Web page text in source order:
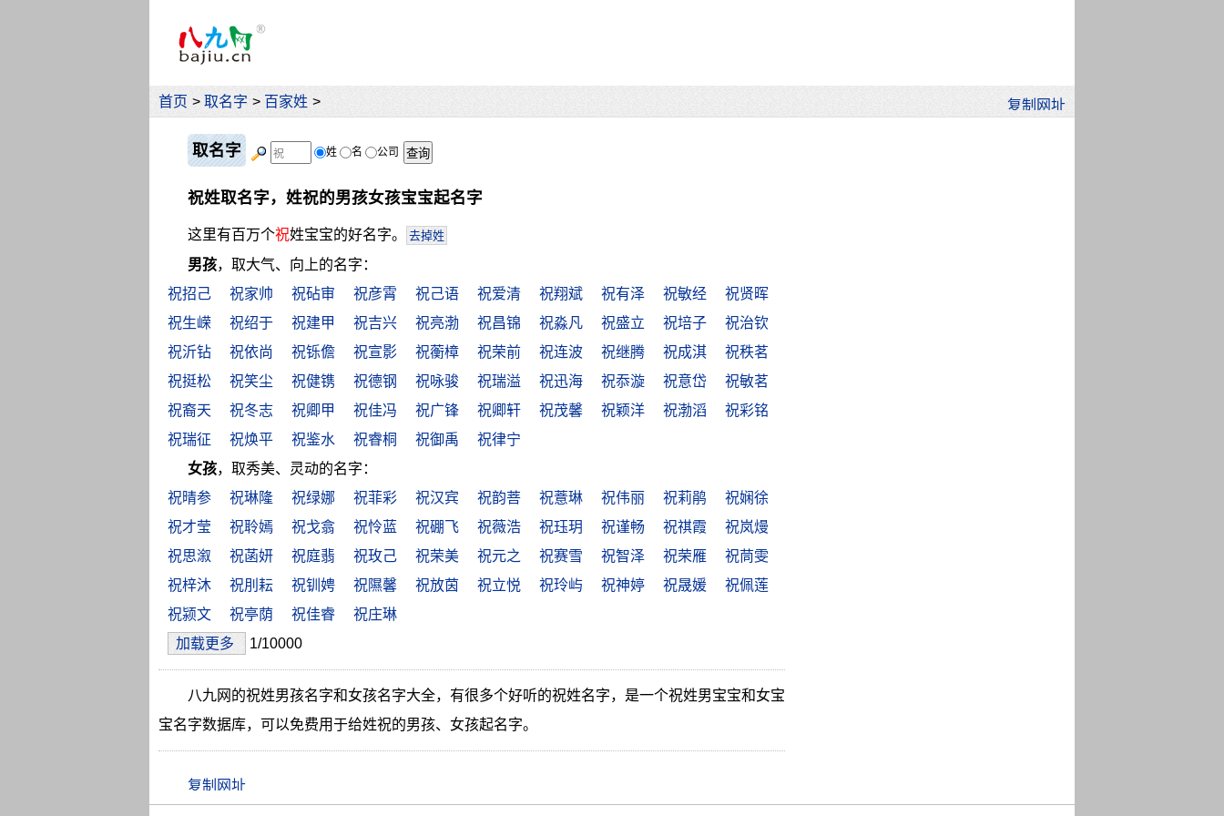
首页 > 取名字 > 百家姓 >
取名字 姓 名 公司
祝姓取名字，姓祝的男孩女孩宝宝起名字
这里有百万个祝姓宝宝的好名字。 去掉姓
男孩，取大气、向上的名字：
祝招己
祝家帅 祝砧审 祝彦霄 祝己语 祝爱清 祝翔斌 祝有泽 祝敏经
祝贤晖
祝生嵘
祝绍于 祝建甲 祝吉兴 祝亮渤 祝昌锦 祝淼凡 祝盛立 祝培子
祝治钦
祝沂钻
祝依尚 祝铄儋 祝宣影 祝蘅樟 祝荣前 祝连波 祝继腾 祝成淇
祝秩茗
祝挺松
祝笑尘 祝健镌 祝德钢 祝咏骏 祝瑞溢 祝迅海 祝忝漩 祝意岱
祝敏茗
祝裔天
祝冬志 祝卿甲 祝佳冯 祝广锋 祝卿轩 祝茂馨 祝颖洋 祝渤滔
祝彩铭
祝瑞征
祝焕平 祝鉴水 祝睿桐 祝御禹
祝律宁
女孩，取秀美、灵动的名字：
祝晴参
祝琳隆 祝绿娜 祝菲彩 祝汉宾 祝韵菩 祝薏琳 祝伟丽 祝莉鹃
祝娴徐
祝才莹
祝聆嫣 祝戈翕 祝怜蓝 祝硼飞 祝薇浩 祝珏玥 祝谨畅 祝祺霞
祝岚熳
祝思溆
祝菡妍 祝庭翡 祝玫己 祝荣美 祝元之 祝赛雪 祝智泽 祝荣雁
祝茼雯
祝梓沐
祝刖耘 祝钏娉 祝隰馨 祝放茵 祝立悦 祝玲屿 祝神婷 祝晟媛
祝佩莲
祝颍文
祝亭荫 祝佳睿
祝庄琳
加载更多
1/10000
八九网的祝姓男孩名字和女孩名字大全，有很多个好听的祝姓名字，是一个祝姓男宝宝和女宝
宝名字数据库，可以免费用于给姓祝的男孩、女孩起名字。